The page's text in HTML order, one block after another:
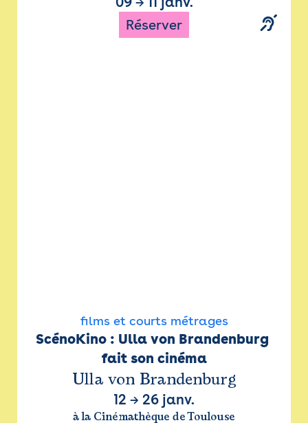
Réserver
films et courts métrages
ScénoKino : Ulla von Brandenburg
fait son cinéma
Ulla von Brandenburg
12 → 26 janv.
à la Cinémathèque de Toulouse